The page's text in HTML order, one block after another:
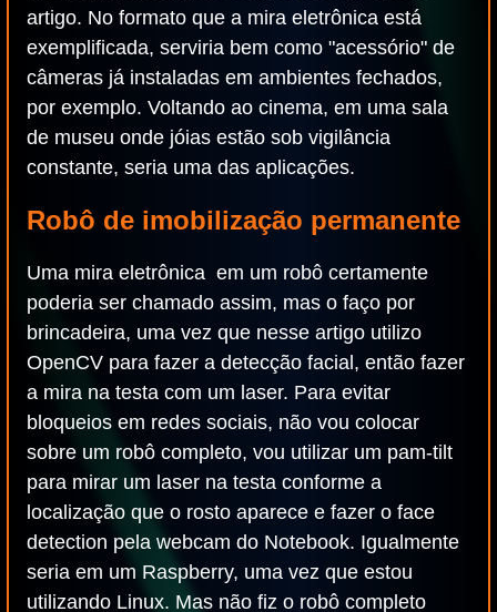
artigo. No formato que a mira eletrônica está
exemplificada, serviria bem como "acessório" de
câmeras já instaladas em ambientes fechados,
por exemplo. Voltando ao cinema, em uma sala
de museu onde jóias estão sob vigilância
constante, seria uma das aplicações.
Robô de imobilização permanente
Uma mira eletrônica em um robô certamente
poderia ser chamado assim, mas o faço por
brincadeira, uma vez que nesse artigo utilizo
OpenCV para fazer a detecção facial, então fazer
a mira na testa com um laser. Para evitar
bloqueios em redes sociais, não vou colocar
sobre um robô completo, vou utilizar um pam-tilt
para mirar um laser na testa conforme a
localização que o rosto aparece e fazer o face
detection pela webcam do Notebook. Igualmente
seria em um Raspberry, uma vez que estou
utilizando Linux. Mas não fiz o robô completo